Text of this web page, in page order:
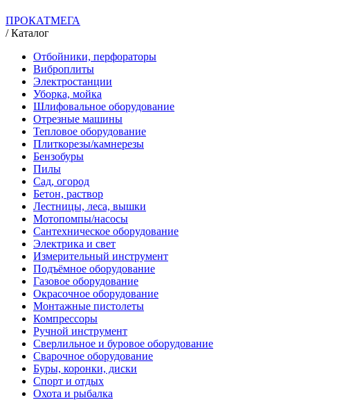
ПРОКАТМЕГА
/Каталог
Отбойники, перфораторы
Виброплиты
Электростанции
Уборка, мойка
Шлифовальное оборудование
Отрезные машины
Тепловое оборудование
Плиткорезы/камнерезы
Бензобуры
Пилы
Сад, огород
Бетон, раствор
Лестницы, леса, вышки
Мотопомпы/насосы
Сантехническое оборудование
Электрика и свет
Измерительный инструмент
Подъёмное оборудование
Газовое оборудование
Окрасочное оборудование
Монтажные пистолеты
Компрессоры
Ручной инструмент
Сверлильное и буровое оборудование
Сварочное оборудование
Буры, коронки, диски
Спорт и отдых
Охота и рыбалка